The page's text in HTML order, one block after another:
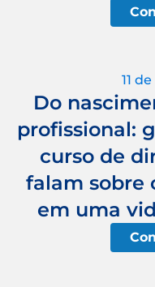
11
Do
profissional:
curso de
falam sobre
em uma